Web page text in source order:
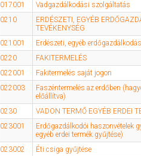
017001 Vadgazdálkodási szolgáltatás
0210
ERDÉSZETI, EGYÉB
TEVÉKENYSÉG
021001 Erdészeti, egyéb
0220
FAKITERMELÉS
022001
Fakitermelés saját jogon
022003
Faszéntermelés az erdőben
előállítva)
0230 VADON TERMŐ EGYÉB ERDEI
023001
Erdőgazdálkodói haszonvételek
egyéb erdei termék gyűjtése)
023002 Éti csiga gyűjtése